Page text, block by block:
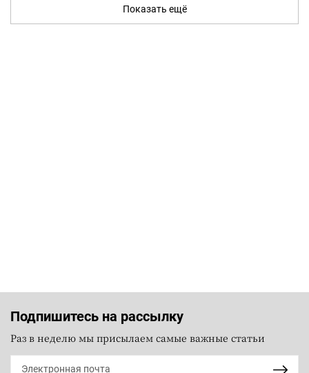
Показать ещё
Подпишитесь на рассылку
Раз в неделю мы присылаем самые важные статьи